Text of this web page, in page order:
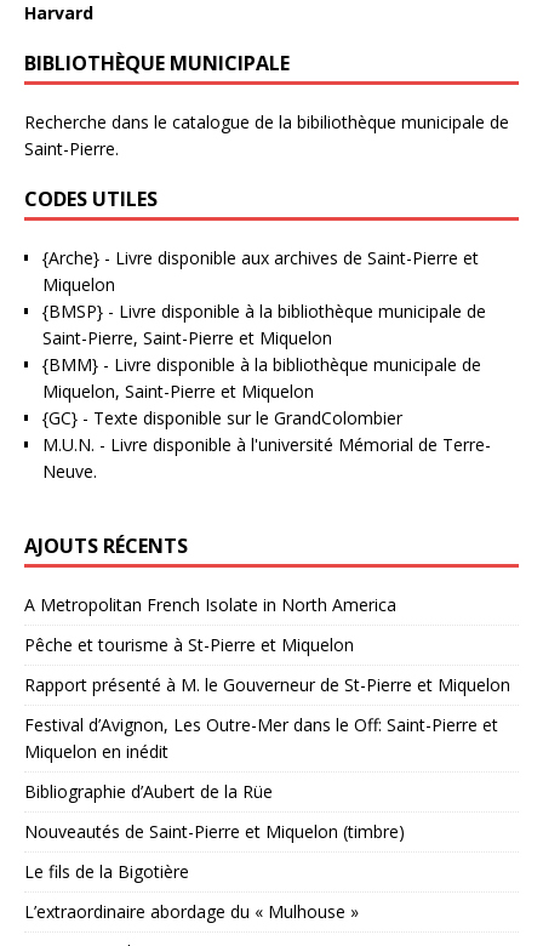
Harvard
BIBLIOTHÈQUE MUNICIPALE
Recherche dans le catalogue de la bibiliothèque municipale de
Saint-Pierre.
CODES UTILES
{Arche} - Livre disponible aux archives de Saint-Pierre et
Miquelon
{BMSP} - Livre disponible à la bibliothèque municipale de
Saint-Pierre, Saint-Pierre et Miquelon
{BMM} - Livre disponible à la bibliothèque municipale de
Miquelon, Saint-Pierre et Miquelon
{GC} - Texte disponible sur le GrandColombier
M.U.N. - Livre disponible à l'université Mémorial de Terre-
Neuve.
AJOUTS RÉCENTS
A Metropolitan French Isolate in North America
Pêche et tourisme à St-Pierre et Miquelon
Rapport présenté à M. le Gouverneur de St-Pierre et Miquelon
Festival d’Avignon, Les Outre-Mer dans le Off: Saint-Pierre et
Miquelon en inédit
Bibliographie d’Aubert de la Rüe
Nouveautés de Saint-Pierre et Miquelon (timbre)
Le fils de la Bigotière
L’extraordinaire abordage du « Mulhouse »